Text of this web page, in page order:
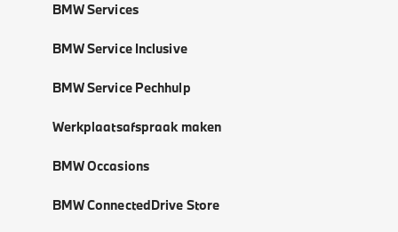
BMW Services
BMW Service Inclusive
BMW Service Pechhulp
Werkplaatsafspraak maken
BMW Occasions
BMW ConnectedDrive Store